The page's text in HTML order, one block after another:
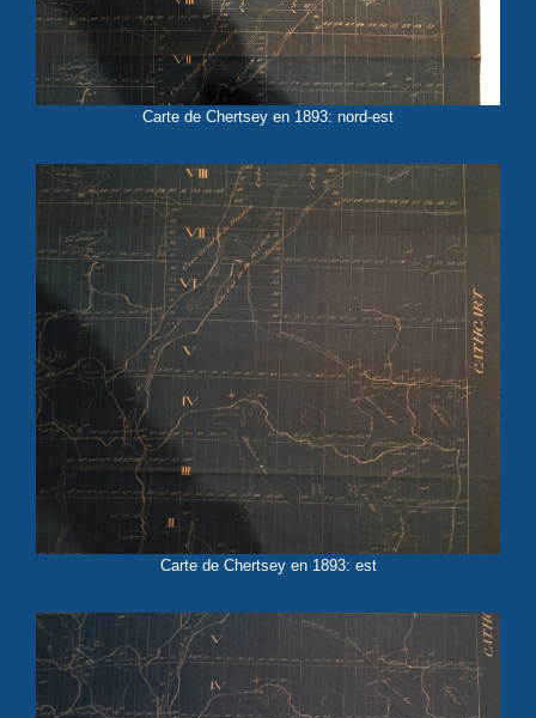
Carte de Chertsey en 1893: nord-est
Carte de Chertsey en 1893: est